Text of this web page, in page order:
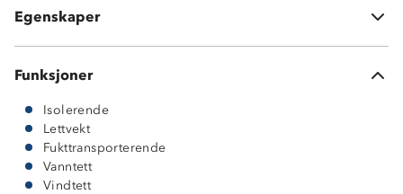
Egenskaper
Refleks
Funksjoner
Isolerende
Lettvekt
Fukttransporterende
Vanntett
Vindtett